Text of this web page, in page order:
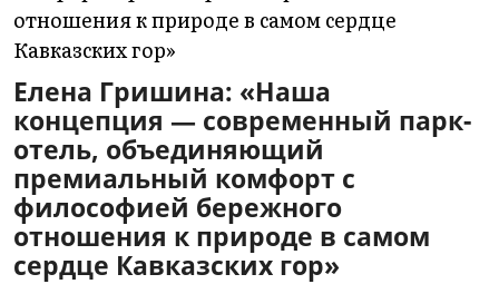
Елена Гришина: «Наша
концепция — современный парк-
отель, объединяющий
премиальный комфорт с
философией бережного
отношения к природе в самом
сердце Кавказских гор»